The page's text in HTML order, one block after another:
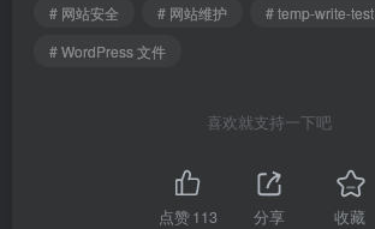
# 网站安全
# 网站维护 # temp-write-test
# WordPress 文件
喜欢就支持一下吧
点赞113 分享 收藏